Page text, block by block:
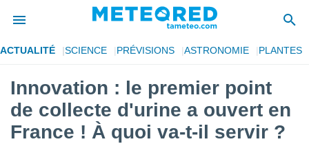
de
a
par
ACTUALITÉ SCIENCE PRÉVISIONS ASTRONOMIE PLANTES
Innovation : le premier point
de collecte d'urine a ouvert en
France ! À quoi va-t-il servir ?